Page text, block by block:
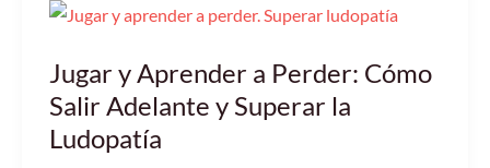
Jugar y Aprender a Perder: Cómo
Salir Adelante y Superar la
Ludopatía
Jugar
Aprender
a
Perder: